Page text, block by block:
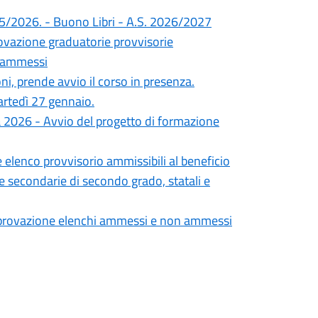
2026. - Buono Libri - A.S. 2026/2027
graduatorie provvisorie
prende avvio il corso in presenza.
27 gennaio.
2026 - Avvio del progetto di formazione
provvisorio ammissibili al beneficio
di secondo grado, statali e
elenchi ammessi e non ammessi